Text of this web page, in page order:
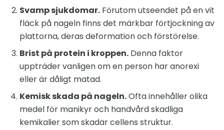
Svamp sjukdomar. Förutom utseendet på en vit
fläck på nageln finns det märkbar förtjockning av
plattorna, deras deformation och förstörelse.
Brist på protein i kroppen. Denna faktor
uppträder vanligen om en person har anorexi
eller är dåligt matad.
Kemisk skada på nageln.Ofta innehåller olika
medel för manikyr och handvård skadliga
kemikalier som skadar cellens struktur.